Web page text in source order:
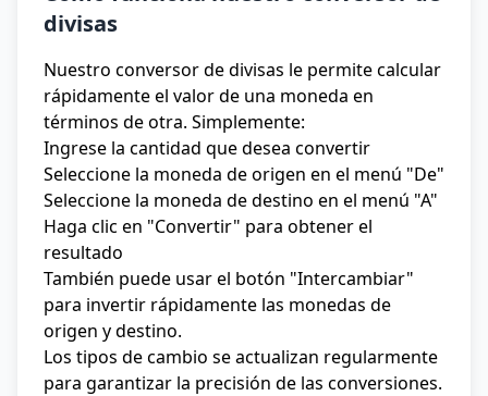
divisas
Nuestro conversor de divisas le permite calcular
rápidamente el valor de una moneda en
términos de otra. Simplemente:
Ingrese la cantidad que desea convertir
Seleccione la moneda de origen en el menú "De"
Seleccione la moneda de destino en el menú "A"
Haga clic en "Convertir" para obtener el
resultado
También puede usar el botón "Intercambiar"
para invertir rápidamente las monedas de
origen y destino.
Los tipos de cambio se actualizan regularmente
para garantizar la precisión de las conversiones.